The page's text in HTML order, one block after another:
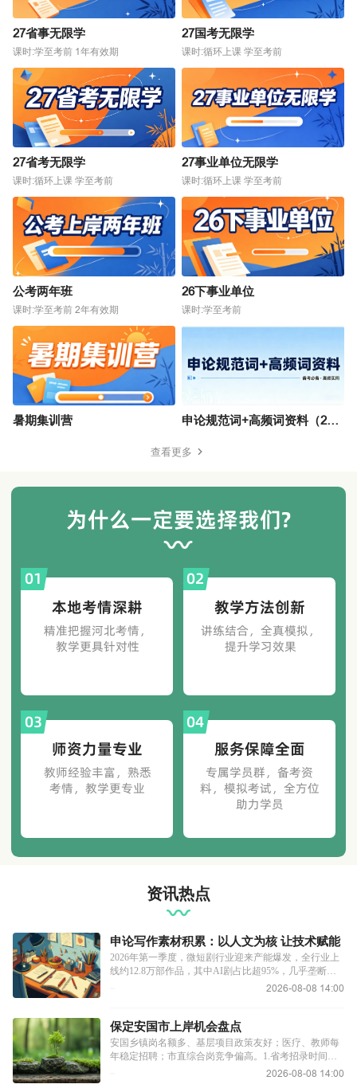
27省事无限学
课时:学至考前 1年有效期
27国考无限学
课时:循环上课 学至考前
27省考无限学
课时:循环上课 学至考前
27事业单位无限学
课时:循环上课 学至考前
公考两年班
课时:学至考前 2年有效期
26下事业单位
课时:学至考前
暑期集训营 申论规范词+高频词资料（214页）
查看更多
为什么一定要选择我们?
本地考情深耕
精准把握河北考情，
教学更具针对性
01 02
教学方法创新
讲练结合，全真模拟，
提升学习效果
03
师资力量专业
教师经验丰富，熟悉
考情，教学更专业
04
服务保障全面
专属学员群，备考资
料，模拟考试，全方位
助力学员
资讯热点
申论写作素材积累：以人文为核 让技术赋能
短剧新生态
2026年第一季度，微短剧行业迎来产能爆发，全行业上
线约12.8万部作品，其中AI剧占比超95%，几乎垄断竖
屏内容供给。然而，数据背后藏着残酷真相：真人短剧
射出技术狂飙与人文需求的碰撞，警示我们：短剧发展
需以人文为核，让技术真正服务于内容，而非取代情感
与温度。人们厌恶的并非AI技术本身，而是缺乏
2026-08-08 14:00
保定安国市上岸机会盘点
安国乡镇岗名额多、基层项目政策友好；医疗、教师每
年稳定招聘；市直综合岗竞争偏高。1.省考招录时间：2
月-3月招录人数：40-60人招录单位：纪委监委、人大、
2026-08-08 14:00